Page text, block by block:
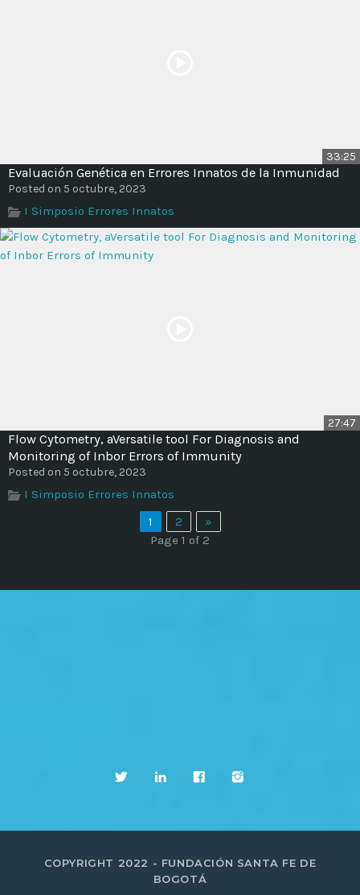
33:25
Evaluación Genética en Errores Innatos de la Inmunidad
Posted on 5 octubre, 2023
I Simposio Errores Innatos
27:47
Flow Cytometry, aVersatile tool For Diagnosis and
Monitoring of Inbor Errors of Immunity
Posted on 5 octubre, 2023
I Simposio Errores Innatos
1
2
»
Page 1 of 2
COPYRIGHT 2022 - FUNDACIÓN SANTA FE DE
BOGOTÁ